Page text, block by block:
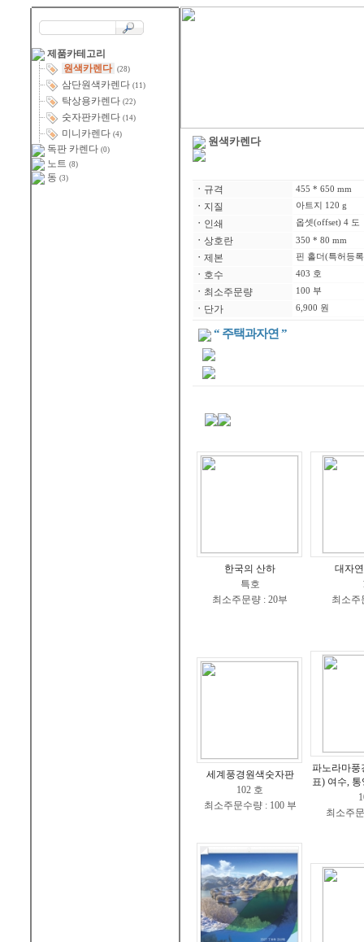
제품카테고리
원색카렌다 (28)
삼단원색카렌다 (11)
탁상용카렌다 (22)
숫자판카렌다 (14)
미니카렌다 (4)
독판 카렌다 (0)
노트 (8)
동 (3)
원색카렌다
ㆍ 규격 455 * 650 mm
ㆍ 지질 아트지 120 g
ㆍ 인쇄 옵셋(offset) 4 도
ㆍ 상호란 350 * 80 mm
ㆍ 제본 핀 홀더(특허등
ㆍ 호수 403 호
ㆍ 최소주문량 100 부
ㆍ 단가 6,900 원
“ 주택과자연 ”
한국의 산하
특호
최소주문량 : 20부
대자
최소주
세계풍경원색숫자판
102 호
최소주문수량 : 100 부
파노라마풍
표) 여수,
최소주